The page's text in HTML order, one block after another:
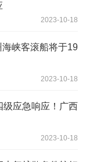
2023-10-18
海峡客滚船将于19
2023-10-18
级应急响应！广西
2023-10-18